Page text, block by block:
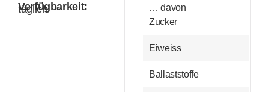
Verfügbarkeit:
täglich
… davon
Zucker
Eiweiss
Ballaststoffe